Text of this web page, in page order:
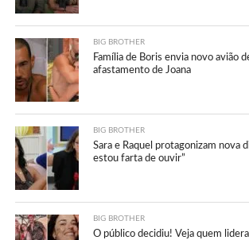
BIG BROTHER
Família de Boris envia novo avião
afastamento de Joana
BIG BROTHER
Sara e Raquel protagonizam nova
estou farta de ouvir”
BIG BROTHER
O público decidiu! Veja quem